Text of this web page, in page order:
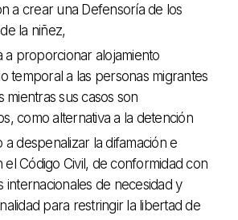
a crear una Defensoría de los
la niñez,
a proporcionar alojamiento
temporal a las personas migrantes
mientras sus casos son
como alternativa a la detención
a despenalizar la difamación e
el Código Civil, de conformidad con
internacionales de necesidad y
para restringir la libertad de